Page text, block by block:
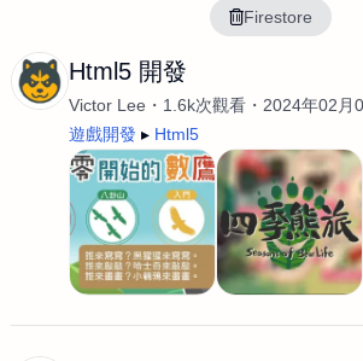
Firestore
Html5 開發
Victor Lee 1.6k次觀看
2024年02月
遊戲開發
Html5